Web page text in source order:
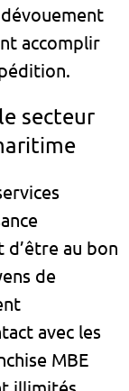
accomplir
secteur
au bon
de
avec les
MBE